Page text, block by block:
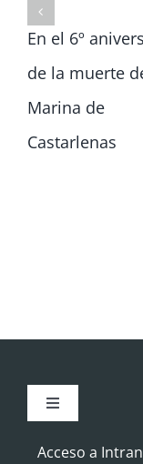
En el 6º
de la muerte
Marina de
Castarlenas
Toggle
Aviso Legal
Acceso a